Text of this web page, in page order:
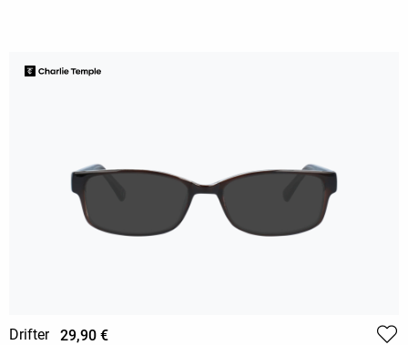
Drifter 29,90 €